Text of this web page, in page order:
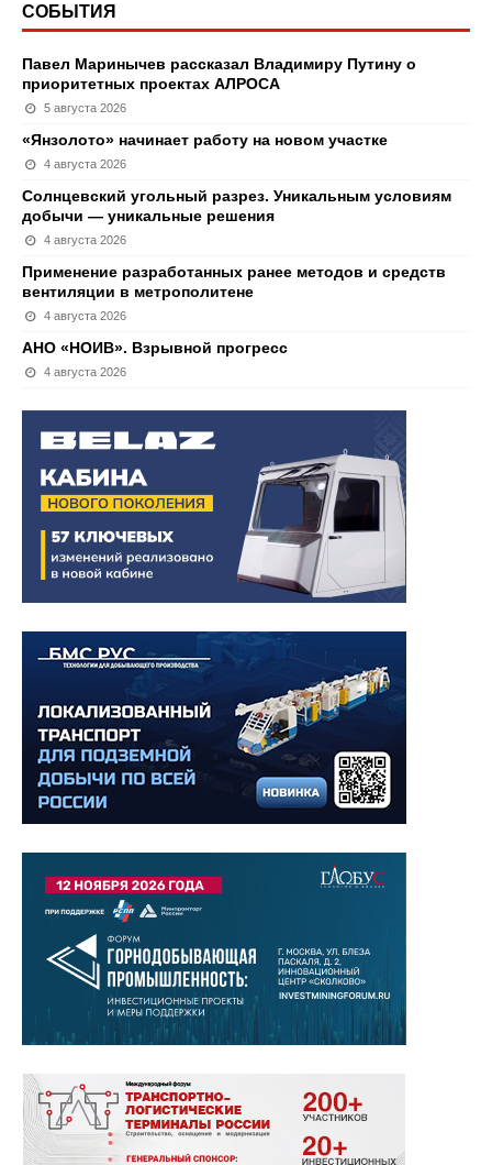
СОБЫТИЯ
Павел Маринычев рассказал Владимиру Путину о
приоритетных проектах АЛРОСА
5 августа 2026
«Янзолото» начинает работу на новом участке
4 августа 2026
Солнцевский угольный разрез. Уникальным условиям
добычи — уникальные решения
4 августа 2026
Применение разработанных ранее методов и средств
вентиляции в метрополитене
4 августа 2026
АНО «НОИВ». Взрывной прогресс
4 августа 2026